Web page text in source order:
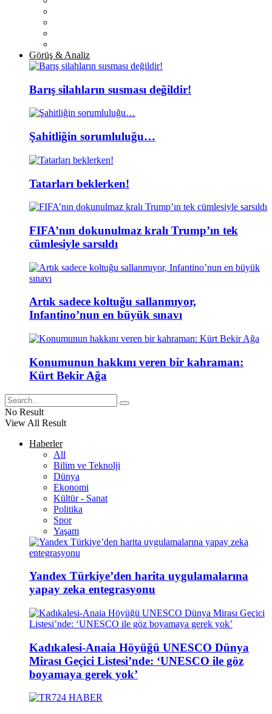
Görüş & Analiz
Barış silahların susması değildir!
Şahitliğin sorumluluğu…
Tatarları beklerken!
FIFA’nın dokunulmaz kralı Trump’ın tek
cümlesiyle sarsıldı
Artık sadece koltuğu sallanmıyor,
Infantino’nun en büyük sınavı
Konumunun hakkını veren bir kahraman:
Kürt Bekir Ağa
No Result
View All Result
Haberler
All
Bilim ve Teknolji
Dünya
Ekonomi
Kültür - Sanat
Politika
Spor
Yaşam
Yandex Türkiye’den harita uygulamalarına
yapay zeka entegrasyonu
Kadıkalesi-Anaia Höyüğü UNESCO Dünya
Mirası Geçici Listesi’nde: ‘UNESCO ile göz
boyamaya gerek yok’